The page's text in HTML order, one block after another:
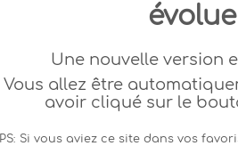
Une nouvelle version
Vous allez être
avoir cliqué sur le
PS: Si vous aviez ce site dans vos